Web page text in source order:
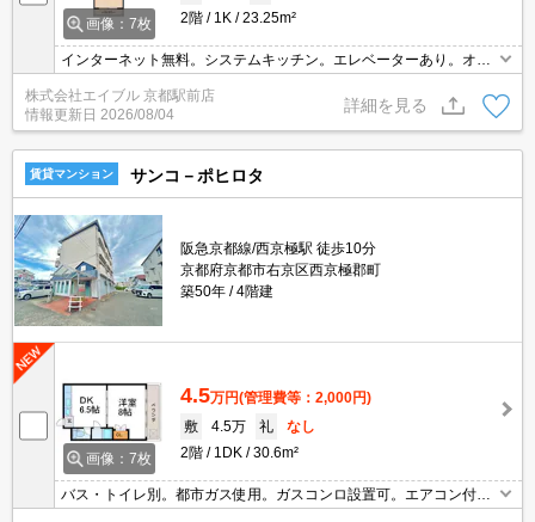
画像：7枚
2階
1K 23.25m²
インターネット無料。システムキッチン。エレベーターあり。オー
ボックスあり。退去時清掃費33,000円。
株式会社エイブル 京都駅前店
情報更新日 2026/08/04
詳細を見る
賃貸マンション サンコ－ポヒロタ
阪急京都線/西京極駅 徒歩10分
京都府京都市右京区西京極郡町
築50年
4階建
画像：7枚
4.5万円(管理費等：2,000円)
敷
4.5万 礼
なし
2階
1DK 30.6m²
バス・トイレ別。都市ガス使用。ガスコンロ設置可。エアコン付